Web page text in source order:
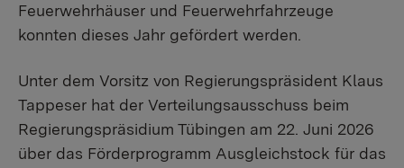
Feuerwehrhäuser und Feuerwehrfahrzeuge
konnten dieses Jahr gefördert werden.
Unter dem Vorsitz von Regierungspräsident Klaus
Tappeser hat der Verteilungsausschuss beim
Regierungspräsidium Tübingen am 22. Juni 2026
über das Förderprogramm Ausgleichstock für das